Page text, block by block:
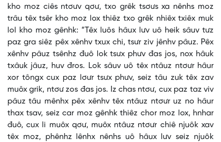
kho moz ciês ntơưv qơư, txo grêk tsơưs xa nênhs moz
trâu têx tsêr kho moz lox thiêz txo grêk nhiêx txiêx muk
lol kho moz gênhk: “Têx luôs hâux lưv uô heik sâuv tưz
paz gra siêz pêx xênhv txux chi, tsưr ziv jênhv pâuz. Pêx
xênhv pâuz tsênhz đuô lok tsưx phưv đas jos, nox hâuk
txâuk jâuz, huv đros. Lok sâuv uô têx ntâuz ntơưr hâur
xor tôngx cux paz lơưr tsưx phưv, seiz tâu zuk têx zav
muôx grik, ntơư zos đas jos. Iz chas ntơư, cux paz taz viv
pâuz tâu mênhx pêx xênhv têx ntâuz ntơưr uz no hâur
thax tsav, seiz car moz gênhk thiêz chor moz lox, hnhar
đuô, cux li muôx qơư, muôx ntâuz ntơưr chiê njuôk xav
têx moz, phênhz lênhx nênhs uô hâux lưv seiz njuôk